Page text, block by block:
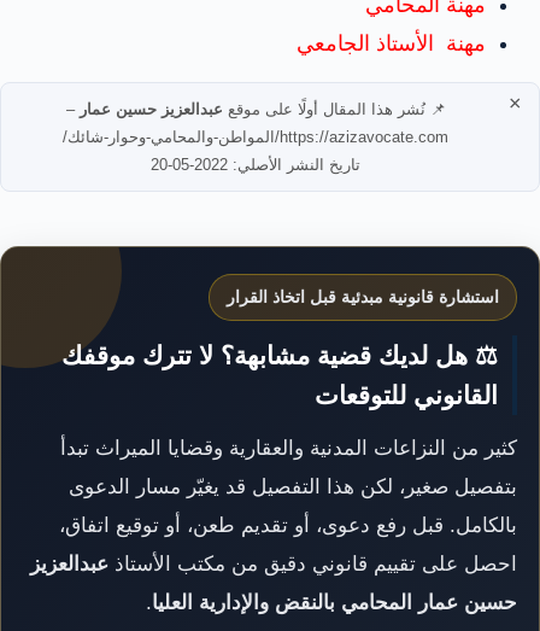
مهنة الأستاذ الجامعي
📌 نُشر هذا المقال أولًا على موقع عبدالعزيز حسين عمار –
https://azizavocate.com/المواطن-والمحامي-وحوار-شائك/
تاريخ النشر الأصلي: 2022-05-20
×
استشارة قانونية مبدئية قبل اتخاذ القرار
⚖️ هل لديك قضية مشابهة؟ لا تترك موقفك
القانوني للتوقعات
كثير من النزاعات المدنية والعقارية وقضايا الميراث تبدأ
بتفصيل صغير، لكن هذا التفصيل قد يغيّر مسار الدعوى
بالكامل. قبل رفع دعوى، أو تقديم طعن، أو توقيع اتفاق،
احصل على تقييم قانوني دقيق من مكتب الأستاذ عبدالعزيز
حسين عمار المحامي بالنقض والإدارية العليا.